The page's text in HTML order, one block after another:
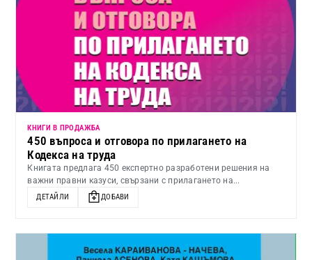
КНИГИ В ПРОДАЖБА
450 въпроса и отговора по прилагането на
Кодекса на труда
Книгата предлага 450 експертно разработени решения на
важни правни казуси, свързани с прилагането на...
ДЕТАЙЛИ ДОБАВИ